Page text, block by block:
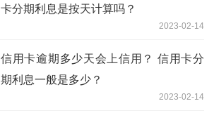
卡分期利息是按天计算吗？
2023-02-14
信用卡逾期多少天会上信用？ 信用卡分
期利息一般是多少？
2023-02-14